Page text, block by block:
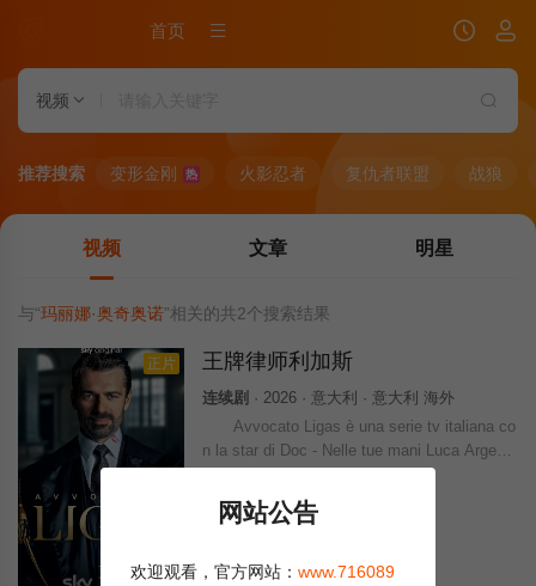
首页
视频
推荐搜索 变形金刚 热 火影忍者 复仇者联盟 战狼
视频 文章 明星
与“玛丽娜·奥奇奥诺”相关的共2个搜索结果
正片
更新第06集
王牌律师利加斯
连续剧 · 2026 · 意大利 · 意大利 海外
Avvocato Ligas è una serie tv italiana co
n la star di Doc - Nelle tue mani Luca Argent
查看详情
网站公告
欢迎观看，官方网站： www.716089